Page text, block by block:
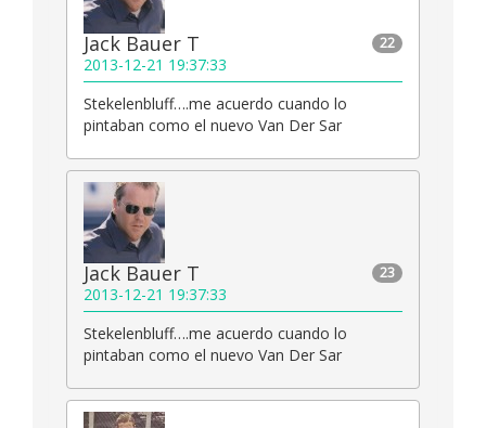
22
Jack Bauer T
2013-12-21 19:37:33
Stekelenbluff….me acuerdo cuando lo
pintaban como el nuevo Van Der Sar
23
Jack Bauer T
2013-12-21 19:37:33
Stekelenbluff….me acuerdo cuando lo
pintaban como el nuevo Van Der Sar